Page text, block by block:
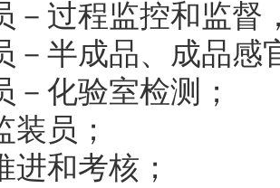
－过程监控和监督
－半成品、成品感
化验室检测；
员；
和考核；